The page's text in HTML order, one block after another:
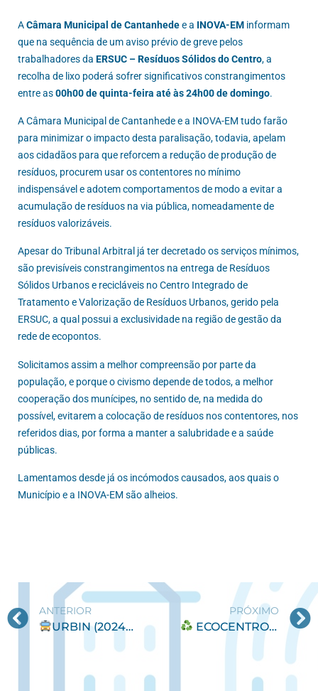
ACâmara Municipal de Cantanhedee a INOVA-EM informam
que na sequência de um aviso prévio de greve pelos
trabalhadores da ERSUC – Resíduos Sólidos do Centro, a
recolha de lixo poderá sofrer significativos constrangimentos
entre as00h00 de quinta-feira até às 24h00 de domingo.
A Câmara Municipal de Cantanhede e a INOVA-EM tudo farão
para minimizar o impacto desta paralisação, todavia, apelam
aos cidadãos para que reforcem a redução de produção de
resíduos, procurem usar os contentores no mínimo
indispensável e adotem comportamentos de modo a evitar a
acumulação de resíduos na via pública, nomeadamente de
resíduos valorizáveis.
Apesar do Tribunal Arbitral já ter decretado os serviços mínimos,
são previsíveis constrangimentos na entrega de Resíduos
Sólidos Urbanos e recicláveis no Centro Integrado de
Tratamento e Valorização de Resíduos Urbanos, gerido pela
ERSUC, a qual possui a exclusividade na região de gestão da
rede de ecopontos.
Solicitamos assim a melhor compreensão por parte da
população, e porque o civismo depende de todos, a melhor
cooperação dos munícipes, no sentido de, na medida do
possível, evitarem a colocação de resíduos nos contentores, nos
referidos dias, por forma a manter a salubridade e a saúde
públicas.
Lamentamos desde já os incómodos causados, aos quais o
Município e a INOVA-EM são alheios.
ANTERIOR
URBIN (2024/2025) Gratuitidade do serviço de transporte escolar
PRÓXIMO
ECOCENTRO MÓVEL na Praia da Tocha